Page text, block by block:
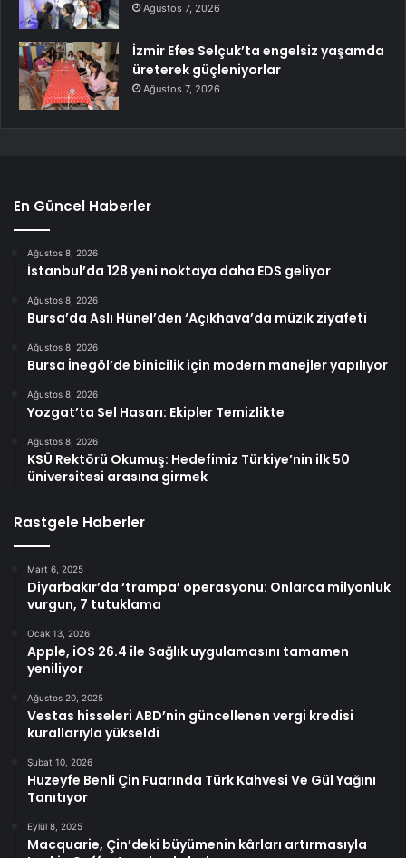
Ağustos 7, 2026
İzmir Efes Selçuk’ta engelsiz yaşamda
üreterek güçleniyorlar
Ağustos 7, 2026
En Güncel Haberler
Ağustos 8, 2026
İstanbul’da 128 yeni noktaya daha EDS geliyor
Ağustos 8, 2026
Bursa’da Aslı Hünel’den ‘Açıkhava’da müzik ziyafeti
Ağustos 8, 2026
Bursa İnegöl’de binicilik için modern manejler yapılıyor
Ağustos 8, 2026
Yozgat’ta Sel Hasarı: Ekipler Temizlikte
Ağustos 8, 2026
KSÜ Rektörü Okumuş: Hedefimiz Türkiye’nin ilk 50
üniversitesi arasına girmek
Rastgele Haberler
Mart 6, 2025
Diyarbakır’da ‘trampa’ operasyonu: Onlarca milyonluk
vurgun, 7 tutuklama
Ocak 13, 2026
Apple, iOS 26.4 ile Sağlık uygulamasını tamamen
yeniliyor
Ağustos 20, 2025
Vestas hisseleri ABD’nin güncellenen vergi kredisi
kurallarıyla yükseldi
Şubat 10, 2026
Huzeyfe Benli Çin Fuarında Türk Kahvesi Ve Gül Yağını
Tanıtıyor
Eylül 8, 2025
Macquarie, Çin’deki büyümenin kârları artırmasıyla